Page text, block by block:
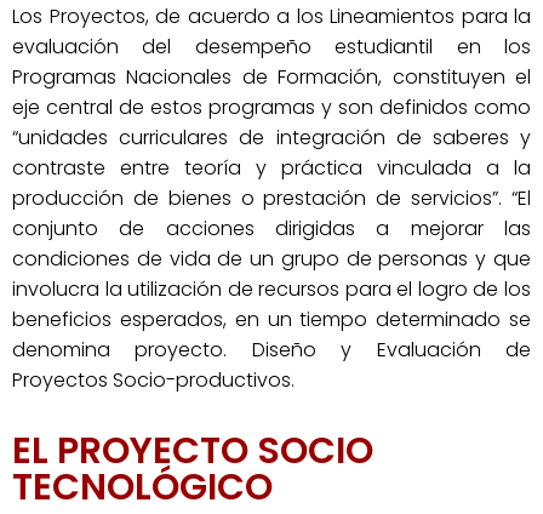
Los Proyectos, de acuerdo a los Lineamientos para la
evaluación del desempeño estudiantil en los
Programas Nacionales de Formación, constituyen el
eje central de estos programas y son definidos como
“unidades curriculares de integración de saberes y
contraste entre teoría y práctica vinculada a la
producción de bienes o prestación de servicios”. “El
conjunto de acciones dirigidas a mejorar las
condiciones de vida de un grupo de personas y que
involucra la utilización de recursos para el logro de los
beneficios esperados, en un tiempo determinado se
denomina proyecto. Diseño y Evaluación de
Proyectos Socio-productivos.
EL PROYECTO SOCIO
TECNOLÓGICO